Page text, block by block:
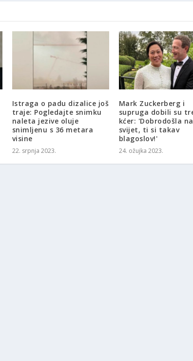
Istraga o padu dizalice još
traje: Pogledajte snimku
naleta jezive oluje
snimljenu s 36 metara
visine
22. srpnja 2023.
Mark Zuckerberg i
supruga dobili su
kćer: 'Dobrodošla na
svijet, ti si takav
blagoslov!'
24. ožujka 2023.